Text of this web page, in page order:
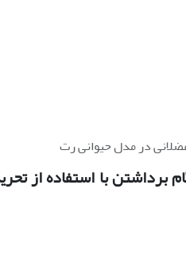
در مدل حیوانی رت
با استفاده از